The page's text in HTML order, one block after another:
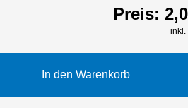
Preis:
inkl.
In den Warenkorb